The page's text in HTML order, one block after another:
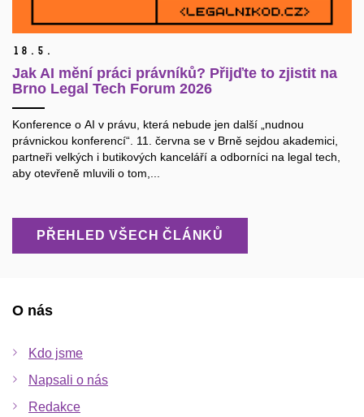
18. 5.
Jak AI mění práci právníků? Přijďte to zjistit na
Brno Legal Tech Forum 2026
Konference o AI v právu, která nebude jen další „nudnou
právnickou konferencí“. 11. června se v Brně sejdou akademici,
partneři velkých i butikových kanceláří a odborníci na legal tech,
aby otevřeně mluvili o tom,...
PŘEHLED VŠECH ČLÁNKŮ
O nás
Kdo jsme
Napsali o nás
Redakce